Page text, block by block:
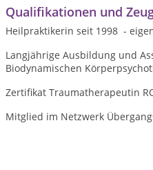
Qualifikationen und
Heilpraktikerin seit 1998 -
Langjährige Ausbildung und
Biodynamischen
Zertifikat Traumatherapeutin
Mitglied im Netzwerk